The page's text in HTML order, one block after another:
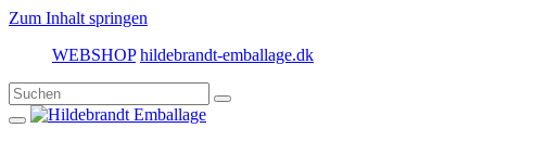
Zum Inhalt springen
WEBSHOP hildebrandt-emballage.dk